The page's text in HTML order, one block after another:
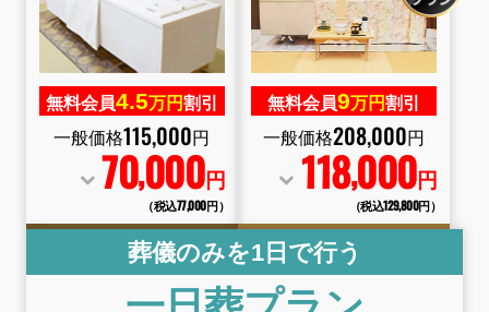
無料会員4.5万円割引
一般価格115,000円
70,000円
（税込77,000円）
無料会員9万円割引
一般価格208,000円
118,000円
（税込129,800円）
葬儀のみを1日で行う